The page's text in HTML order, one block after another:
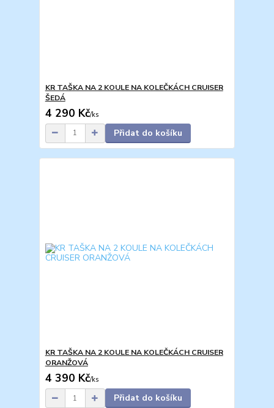
KR TAŠKA NA 2 KOULE NA KOLEČKÁCH CRUISER
ŠEDÁ
4 290 Kč/ks
Přidat do košíku
KR TAŠKA NA 2 KOULE NA KOLEČKÁCH CRUISER
ORANŽOVÁ
4 390 Kč/ks
Přidat do košíku